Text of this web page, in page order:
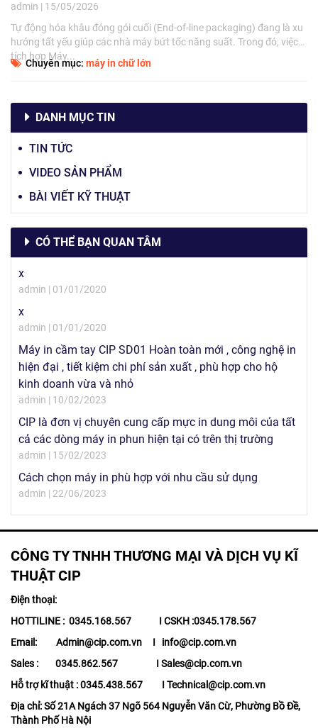
admin | 15/05/2026
Tự động hóa khâu đóng gói cuối (End-of-line packaging) đang là xu
hướng tất yếu giúp các nhà máy bứt tốc năng suất. Trong đó, việc
tích hợp Máy...
Chuyên mục: máy in chữ lớn
DANH MỤC TIN
TIN TỨC
VIDEO SẢN PHẨM
BÀI VIẾT KỸ THUẬT
CÓ THỂ BẠN QUAN TÂM
x
admin | 01/01/2020
x
admin | 01/01/2020
Máy in cầm tay CIP SD01 Hoàn toàn mới , công nghệ in
hiện đại , tiết kiệm chi phí sản xuất , phù hợp cho hộ
kinh doanh vừa và nhỏ
admin | 10/02/2023
CIP là đơn vị chuyên cung cấp mực in dung môi của tất
cả các dòng máy in phun hiện tại có trên thị trường
admin | 15/02/2023
Cách chọn máy in phù hợp với nhu cầu sử dụng
admin | 22/06/2023
CÔNG TY TNHH THƯƠNG MẠI VÀ DỊCH VỤ KĨ
THUẬT CIP
Điện thoại:
HOTTILINE : 0345.168.567 I CSKH :0345.178.567
Email: Admin@cip.com.vn I info@cip.com.vn
Sales : 0345.862.567 I Sales@cip.com.vn
Hỗ trợ kĩ thuật : 0345.438.567 I Technical@cip.com.vn
Địa chỉ: Số 21A Ngách 37 Ngõ 564 Nguyễn Văn Cừ, Phường Bồ Đề,
Thành Phố Hà Nội